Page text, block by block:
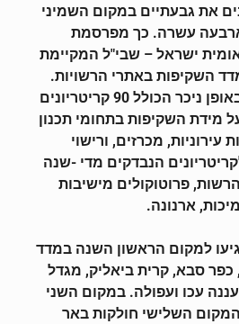
את גבעתיים במקום השמיני
עשרה. כך מפרסמת
ישראל – שבי"ל המקיימת
השקיפות באתרי הרשויות.
השנה הורחב המדד באופן ניכר הכולל 90 קריטריונים
מידת השקיפות בתחומי תכנון
עירוניות, מכרזים, ורישוי
הנבדקים מדי ­­­­-שנה
פרוטוקולים מישיבות
ארנונה.
למקום הראשון השנה במדד
100 –חולון, כפר סבא, קרית ביאליק, מגדל
עכו ועפולה. במקום השני
99 ואת המקום השלישי חולקות באר